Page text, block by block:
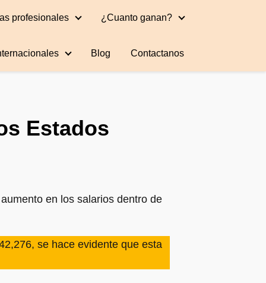
profesionales ¿Cuanto ganan?
Blog Contactanos
Estados
en los salarios dentro de
se hace evidente que esta